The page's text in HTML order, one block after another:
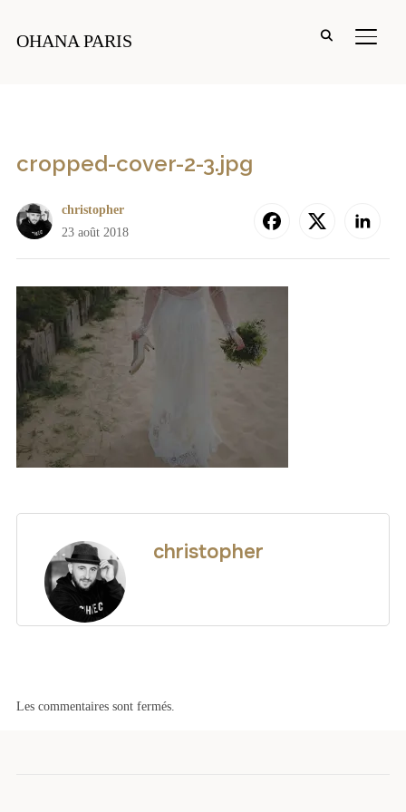
OHANA PARIS
cropped-cover-2-3.jpg
christopher
23 août 2018
christopher
Les commentaires sont fermés.